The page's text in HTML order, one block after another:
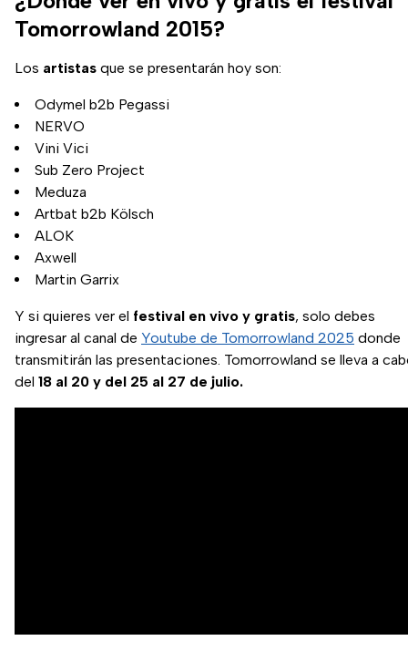
Tomorrowland 2015?
Los artistas que se presentarán hoy son:
Odymel b2b Pegassi
NERVO
Vini Vici
Sub Zero Project
Meduza
Artbat b2b Kölsch
ALOK
Axwell
Martin Garrix
Y si quieres ver el festival en vivo y gratis, solo debes
ingresar al canal de Youtube de Tomorrowland 2025 donde
transmitirán las presentaciones. Tomorrowland se lleva a
del 18 al 20 y del 25 al 27 de julio.